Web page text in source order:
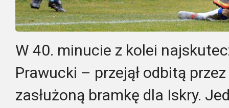
W 40. minucie z kolei
Prawucki – przejął odbitą przez
zasłużoną bramkę dla Iskry.